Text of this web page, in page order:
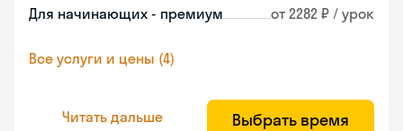
Для начинающих - премиум от 2282 ₽ / урок
Все услуги и цены (4)
Читать дальше Выбрать время